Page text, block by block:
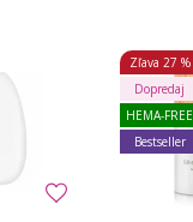
Zľava 27 %
Dopredaj
HEMA-FREE
Bestseller